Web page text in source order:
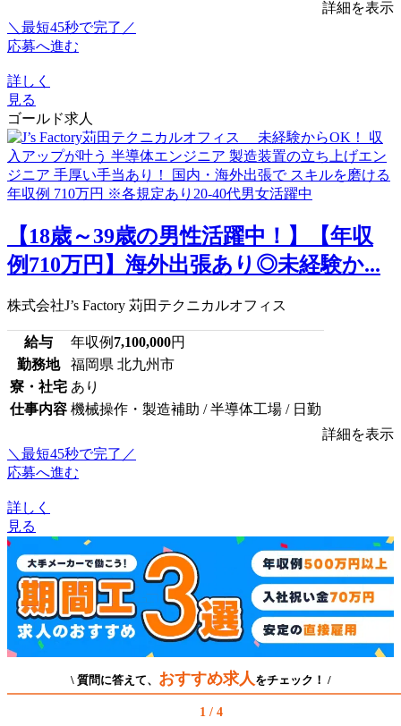
詳細を表示
＼最短45秒で完了／
応募へ進む
詳しく
見る
ゴールド求人
【18歳～39歳の男性活躍中！】【年収
例710万円】海外出張あり◎未経験か...
株式会社J’s Factory 苅田テクニカルオフィス
給与 年収例 7,100,000円
勤務地
福岡県 北九州市
寮・社宅 あり
仕事内容 機械操作・製造補助 / 半導体工場 / 日勤
詳細を表示
＼最短45秒で完了／
応募へ進む
詳しく
見る
\ 質問に答えて、 おすすめ求人 をチェック！ /
1 / 4